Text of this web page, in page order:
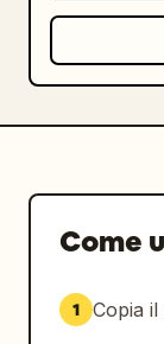
Come
1 Copia